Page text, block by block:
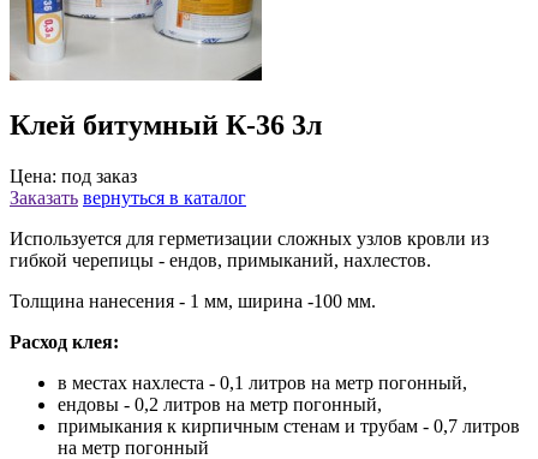
Клей битумный К-36 3л
Цена: под заказ
Заказать вернуться в каталог
Используется для герметизации сложных узлов кровли из
гибкой черепицы - ендов, примыканий, нахлестов.
Толщина нанесения - 1 мм, ширина -100 мм.
Расход клея:
в местах нахлеста - 0,1 литров на метр погонный,
ендовы - 0,2 литров на метр погонный,
примыкания к кирпичным стенам и трубам - 0,7 литров
на метр погонный